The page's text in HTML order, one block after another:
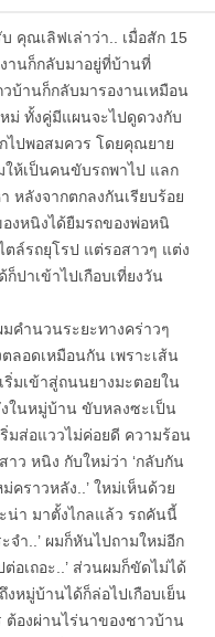
บ คุณเลิฟเล่าว่า.. เมื่อสัก 15
านก็กลับมาอยู่ที่บ้านที่
บ้านก็กลับมารองานเหมือน
ม่ ทั้งคู่มีแผนจะไปดูดวงกับ
ไปพอสมควร โดยคุณยาย
ห้เป็นคนขับรถพาไป แลก
หลังจากตกลงกันเรียบร้อย
งหนิงได้ยืมรถของพ่อหนิ
ตล์รถยุโรป แต่รอสาวๆ แต่ง
ปาเข้าไปเกือบเที่ยงวัน
คำนวนระยะทางคร่าวๆ
ลอดเหมือนกัน เพราะเส้น
มเข้าสู่ถนนยางมะตอยใน
ในหมู่บ้าน ขับหลงซะเป็น
มส่อแววไม่ค่อยดี ความร้อน
ว หนิง กับใหม่ว่า ‘กลับกัน
คราวหลัง..’ ใหม่เห็นด้วย
น่า มาตั้งไกลแล้ว รถคันนี้
จำ..’ ผมก็หันไปถามใหม่อีก
ต่อเถอะ..’ ส่วนผมก็ขัดไม่ได้
หมู่บ้านได้ก็ล่อไปเกือบเย็น
องผ่านไร่นาของชาวบ้าน